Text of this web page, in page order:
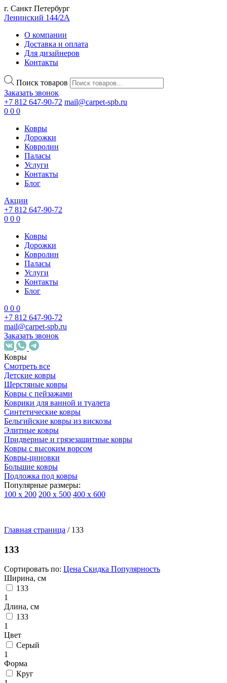
г. Санкт Петербург
Ленинский 144/2А
О компании
Доставка и оплата
Для дизайнеров
Контакты
Поиск товаров
Заказать звонок
+7 812 647-90-72 mail@carpet-spb.ru
0 0 0
Ковры
Дорожки
Ковролин
Паласы
Услуги
Контакты
Блог
Акции
+7 812 647-90-72
0 0 0
Ковры
Дорожки
Ковролин
Паласы
Услуги
Контакты
Блог
0 0 0
+7 812 647-90-72
mail@carpet-spb.ru
Заказать звонок
Ковры
Смотреть все
Детские ковры
Шерстяные ковры
Ковры с пейзажами
Коврики для ванной и туалета
Синтетические ковры
Бельгийские ковры из вискозы
Элитные ковры
Придверные и грязезащитные ковры
Ковры с высоким ворсом
Ковры-циновки
Большие ковры
Подложка под ковры
Популярные размеры:
100 х 200 200 х 500 400 х 600
типу
Синтетические
ковры
Главная страница / 133
133
Сортировать по: Цена Скидка Популярность
Ширина, см
133
1
Длина, см
133
1
Цвет
Серый
1
Форма
Круг